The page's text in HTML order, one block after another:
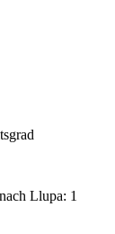
Llupa: 1